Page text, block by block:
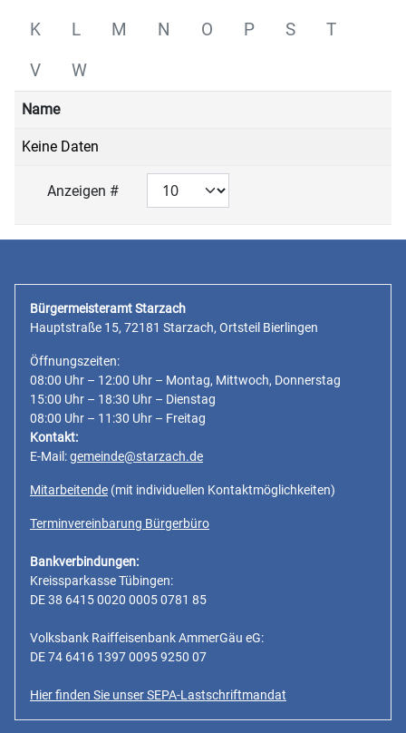
K
L M N O P S
T
V
W
Name
Anzeigen #
Keine Daten
Bürgermeisteramt Starzach
Hauptstraße 15, 72181 Starzach, Ortsteil Bierlingen
Öffnungszeiten:
08:00 Uhr – 12:00 Uhr – Montag, Mittwoch, Donnerstag
15:00 Uhr – 18:30 Uhr – Dienstag
08:00 Uhr – 11:30 Uhr – Freitag
Kontakt:
E-Mail:gemeinde@starzach.de
Mitarbeitende (mit individuellen Kontaktmöglichkeiten)
Terminvereinbarung Bürgerbüro
Bankverbindungen:
Kreissparkasse Tübingen:
DE 38 6415 0020 0005 0781 85
Volksbank Raiffeisenbank AmmerGäu eG:
DE 74 6416 1397 0095 9250 07
Hier finden Sie unser SEPA-Lastschriftmandat